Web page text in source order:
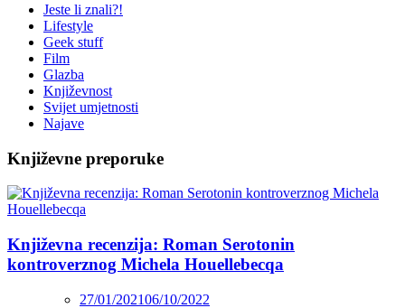
Jeste li znali?!
Lifestyle
Geek stuff
Film
Glazba
Književnost
Svijet umjetnosti
Najave
Književne preporuke
Književna recenzija: Roman Serotonin
kontroverznog Michela Houellebecqa
27/01/202106/10/2022